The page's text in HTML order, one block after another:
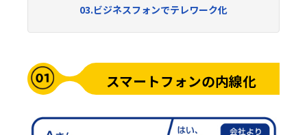
03.ビジネスフォンでテレワーク化
スマートフォンの内線化